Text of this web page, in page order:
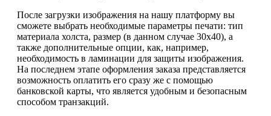
После загрузки изображения на нашу платформу вы
сможете выбрать необходимые параметры печати: тип
материала холста, размер (в данном случае 30х40), а
также дополнительные опции, как, например,
необходимость в ламинации для защиты изображения.
На последнем этапе оформления заказа представляется
возможность оплатить его сразу же с помощью
банковской карты, что является удобным и безопасным
способом транзакций.